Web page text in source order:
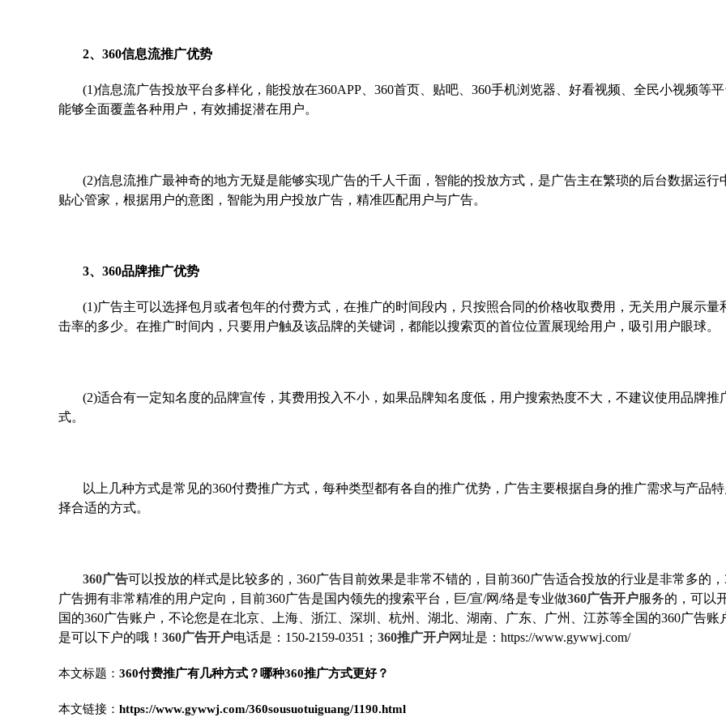
2、360信息流推广优势
(1)信息流广告投放平台多样化，能投放在360APP、360首页、贴吧、360手机浏览器、好看视频、全民小视频等平
能够全面覆盖各种用户，有效捕捉潜在用户。
(2)信息流推广最神奇的地方无疑是能够实现广告的千人千面，智能的投放方式，是广告主在繁琐的后台数据运行
贴心管家，根据用户的意图，智能为用户投放广告，精准匹配用户与广告。
3、360品牌推广优势
(1)广告主可以选择包月或者包年的付费方式，在推广的时间段内，只按照合同的价格收取费用，无关用户展示量
击率的多少。在推广时间内，只要用户触及该品牌的关键词，都能以搜索页的首位位置展现给用户，吸引用户眼球。
(2)适合有一定知名度的品牌宣传，其费用投入不小，如果品牌知名度低，用户搜索热度不大，不建议使用品牌推
式。
以上几种方式是常见的360付费推广方式，每种类型都有各自的推广优势，广告主要根据自身的推广需求与产品
择合适的方式。
360广告可以投放的样式是比较多的，360广告目前效果是非常不错的，目前360广告适合投放的行业是非常多的，
广告拥有非常精准的用户定向，目前360广告是国内领先的搜索平台，巨/宣/网/络是专业做360广告开户服务的，可以
国的360广告账户，不论您是在北京、上海、浙江、深圳、杭州、湖北、湖南、广东、广州、江苏等全国的360广告账
是可以下户的哦！ 360广告开户电话是：150-2159-0351； 360推广开户网址是：https://www.gywwj.com/
本文标题： 360付费推广有几种方式？哪种360推广方式更好？
本文链接： https://www.gywwj.com/360sousuotuiguang/1190.html